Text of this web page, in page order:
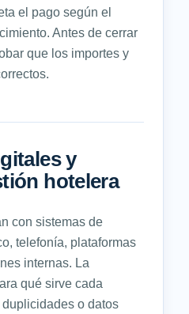
el pago según el
Antes de cerrar
que los importes y
y
hotelera
con sistemas de
telefonía, plataformas
internas. La
qué sirve cada
o datos